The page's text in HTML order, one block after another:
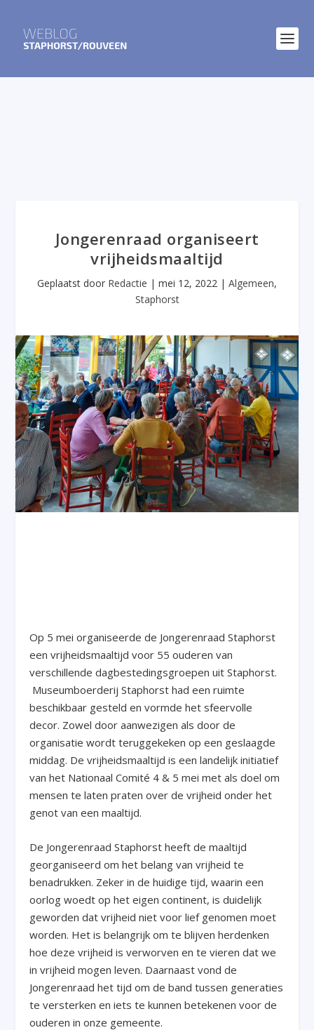
Jongerenraad organiseert
vrijheidsmaaltijd
Geplaatst door Redactie | mei 12, 2022 | Algemeen,
Staphorst
Op 5 mei organiseerde de Jongerenraad Staphorst
een vrijheidsmaaltijd voor 55 ouderen van
verschillende dagbestedingsgroepen uit Staphorst.
Museumboerderij Staphorst had een ruimte
beschikbaar gesteld en vormde het sfeervolle
decor. Zowel door aanwezigen als door de
organisatie wordt teruggekeken op een geslaagde
middag. De vrijheidsmaaltijd is een landelijk initiatief
van het Nationaal Comité 4 & 5 mei met als doel om
mensen te laten praten over de vrijheid onder het
genot van een maaltijd.
De Jongerenraad Staphorst heeft de maaltijd
georganiseerd om het belang van vrijheid te
benadrukken. Zeker in de huidige tijd, waarin een
oorlog woedt op het eigen continent, is duidelijk
geworden dat vrijheid niet voor lief genomen moet
worden. Het is belangrijk om te blijven herdenken
hoe deze vrijheid is verworven en te vieren dat we
in vrijheid mogen leven. Daarnaast vond de
Jongerenraad het tijd om de band tussen generaties
te versterken en iets te kunnen betekenen voor de
ouderen in onze gemeente.